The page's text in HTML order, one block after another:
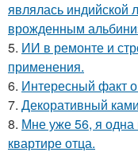
являлась индийской
врожденным
5. ИИ в ремонте и
применения.
6. Интересный факт
7. Декоративный
8. Мне уже 56, я одна
квартире отца.